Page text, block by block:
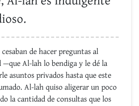
de hacer preguntas al
Al-lah lo bendiga y le dé la
asuntos privados hasta que este
Al-lah quiso aligerar un poco
la cantidad de consultas que los